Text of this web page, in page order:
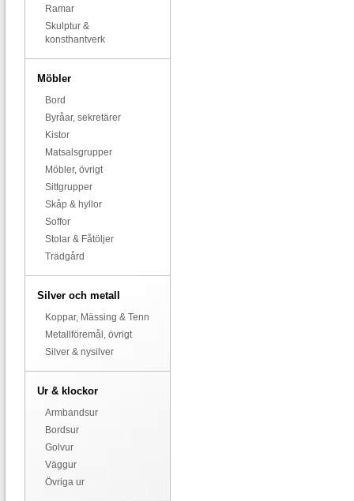
Ramar
Skulptur &
konsthantverk
Möbler
Bord
Byråar, sekretärer
Kistor
Matsalsgrupper
Möbler, övrigt
Sittgrupper
Skåp & hyllor
Soffor
Stolar & Fåtöljer
Trädgård
Silver och metall
Koppar, Mässing & Tenn
Metallföremål, övrigt
Silver & nysilver
Ur & klockor
Armbandsur
Bordsur
Golvur
Väggur
Övriga ur